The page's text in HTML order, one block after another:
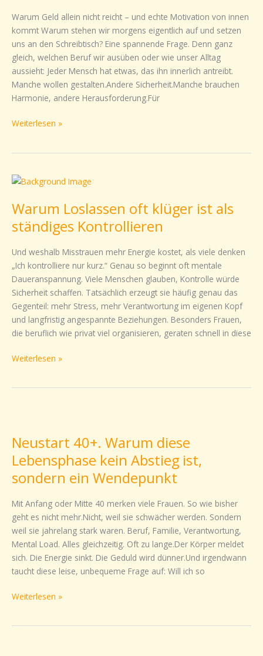
Warum Geld allein nicht reicht – und echte Motivation von innen
kommt Warum stehen wir morgens eigentlich auf und setzen
uns an den Schreibtisch? Eine spannende Frage. Denn ganz
gleich, welchen Beruf wir ausüben oder wie unser Alltag
aussieht: Jeder Mensch hat etwas, das ihn innerlich antreibt.
Manche wollen gestalten.Andere Sicherheit.Manche brauchen
Harmonie, andere Herausforderung.Für
Weiterlesen »
Warum Loslassen oft klüger ist als
ständiges Kontrollieren
Und weshalb Misstrauen mehr Energie kostet, als viele denken
„Ich kontrolliere nur kurz.“ Genau so beginnt oft mentale
Daueranspannung. Viele Menschen glauben, Kontrolle würde
Sicherheit schaffen. Tatsächlich erzeugt sie häufig genau das
Gegenteil: mehr Stress, mehr Verantwortung im eigenen Kopf
und langfristig angespannte Beziehungen. Besonders Frauen,
die beruflich wie privat viel organisieren, geraten schnell in diese
Warum
oft
klüger
ist
als
ständiges
Kontrollieren
Weiterlesen »
Neustart 40+. Warum diese
Lebensphase kein Abstieg ist,
sondern ein Wendepunkt
Mit Anfang oder Mitte 40 merken viele Frauen. So wie bisher
geht es nicht mehr.Nicht, weil sie schwächer werden. Sondern
weil sie jahrelang stark waren. Beruf, Familie, Verantwortung,
Mental Load. Alles gleichzeitig. Oft zu lange.Der Körper meldet
sich. Die Energie sinkt. Die Geduld wird dünner.Und irgendwann
taucht diese leise, unbequeme Frage auf: Will ich so
Warum
diese
Lebensphase
kein
ist,
sondern
ein
Wendepunkt
Weiterlesen »